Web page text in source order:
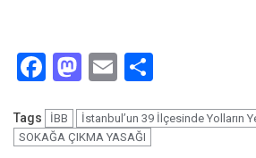
Facebook
Mastodon
Email
Tags İBB
İstanbul’un 39 İlçesinde Yolların
SOKAĞA ÇIKMA YASAĞI